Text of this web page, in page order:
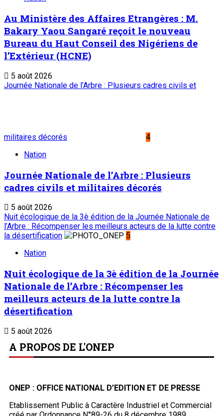
Au Ministère des Affaires Etrangères : M.
Bakary Yaou Sangaré reçoit le nouveau
Bureau du Haut Conseil des Nigériens de
l’Extérieur (HCNE)
5 août 2026
Journée Nationale de l’Arbre : Plusieurs cadres civils et
militaires décorés
4
Nation
Journée Nationale de l’Arbre : Plusieurs
cadres civils et militaires décorés
5 août 2026
Nuit écologique de la 3è édition de la Journée Nationale de
l’Arbre : Récompenser les meilleurs acteurs de la lutte contre
la désertification
5
Nation
Nuit écologique de la 3è édition de la Journée
Nationale de l’Arbre : Récompenser les
meilleurs acteurs de la lutte contre la
désertification
5 août 2026
A PROPOS DE L'ONEP
ONEP : OFFICE NATIONAL D’EDITION ET DE PRESSE
Etablissement Public à Caractère Industriel et Commercial